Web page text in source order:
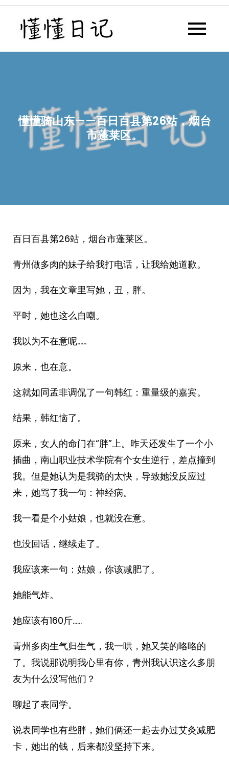
Skip
content
懂懂日记网每天同步更新懂懂学
懂懂骑山东——百日百县第26站，烟台
市蓬莱区。
百日百县第26站，烟台市蓬莱区。
青州做多肉的妹子给我打电话，让我给她道歉。
因为，我在文章里写她，丑，胖。
平时，她也这么自嘲。
我以为不在意呢……
原来，也在意。
这就如同孟非调侃了一句韩红：重量级的嘉宾。
结果，韩红恼了。
原来，女人的命门在“胖”上。昨天还发生了一个小
插曲，南山职业技术学院有个女生逆行，差点撞到
我。但是她认为是我骑的太快，导致她没反应过
来，她骂了我一句：神经病。
我一看是个小姑娘，也就没在意。
也没回话，继续走了。
我应该来一句：姑娘，你该减肥了。
她能气炸。
她应该有160斤……
青州多肉生气归生气，我一哄，她又笑的咯咯的
了。我说那说明我心里有你，青州我认识这么多朋
友为什么没写他们？
聊起了表同学。
说表同学也有些胖，她们俩还一起去办过艾灸减肥
卡，她出的钱，后来都没坚持下来。